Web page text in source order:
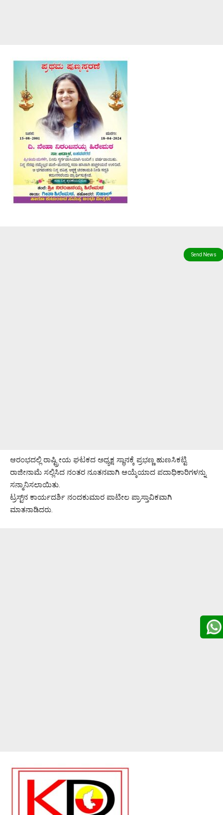
ಆರಂಭದಲ್ಲಿ ರಾಷ್ಟ್ರೀಯ ಘಟಕದ ಅಧ್ಯಕ್ಷ ಸ್ಥಾನಕ್ಕೆ ಪ್ರಭಣ್ಣ ಹುಣಸಿಕಟ್ಟಿ
ರಾಜೀನಾಮೆ ಸಲ್ಲಿಸಿದ ನಂತರ ನೂತನವಾಗಿ ಆಯ್ಕೆಯಾದ ಪದಾಧಿಕಾರಿಗಳನ್ನು
ಸನ್ಮಾನಿಸಲಾಯಿತು.
ಟ್ರಸ್ಟ್‌ನ ಕಾರ್ಯದರ್ಶಿ ನಂದಕುಮಾರ ಪಾಟೀಲ ಪ್ರಾಸ್ತಾವಿಕವಾಗಿ
ಮಾತನಾಡಿದರು.